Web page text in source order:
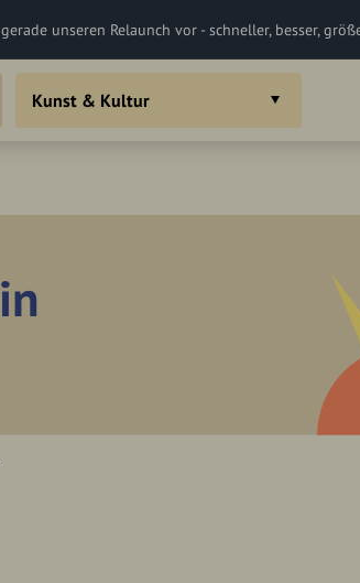
unseren Relaunch vor - schneller, besser,
Kunst & Kultur